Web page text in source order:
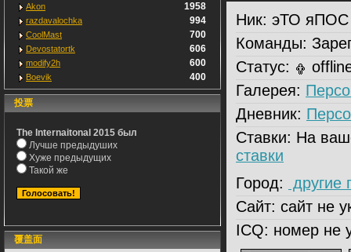
Akon 1958
razdavalochka 994
CoolMast 700
Devostatortk 606
modify2h 600
Boevik 400
投票
The Internaitonal 2015 был
Лучше предыдуших
Хуже предыдущих
Такой же
覆盖面
Ник: эТО яПОС
Команды:
Статус:
Галерея:
Дневник:
Ставки: На
ставки
Город:
другие
Сайт: сайт не
ICQ: номер не